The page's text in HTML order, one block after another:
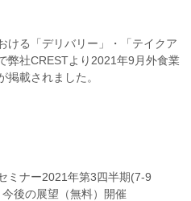
ける「デリバリー」・「テイクア
弊社CRESTより2021年9月外食業
掲載されました。
ミナー2021年第3四半期(7-9
後の展望（無料）開催